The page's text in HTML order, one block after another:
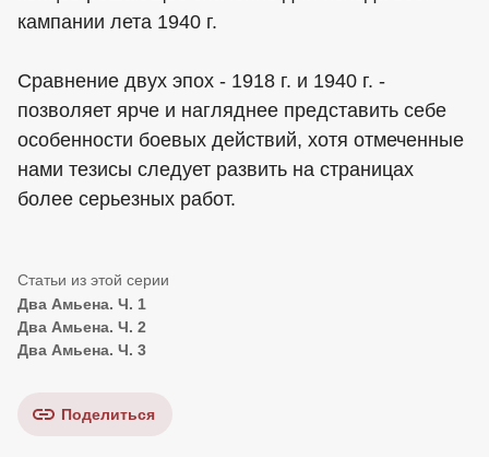
кампании лета 1940 г.
Сравнение двух эпох - 1918 г. и 1940 г. -
позволяет ярче и нагляднее представить себе
особенности боевых действий, хотя отмеченные
нами тезисы следует развить на страницах
более серьезных работ.
Два Амьена. Ч. 1
Два Амьена. Ч. 2
Два Амьена. Ч. 3
Поделиться